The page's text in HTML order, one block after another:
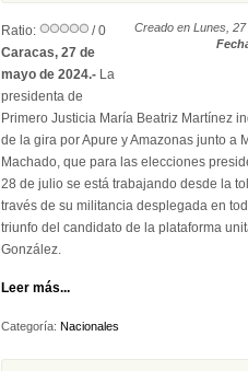
Creado en Lunes,
Ratio:
/ 0
Caracas, 27 de
mayo de 2024.- La
presidenta de
Primero Justicia María Beatriz Martínez
de la gira por Apure y Amazonas junto a
Machado, que para las elecciones
28 de julio se está trabajando desde la
través de su militancia desplegada en
triunfo del candidato de la plataforma
González.
Leer más...
Categoría: Nacionales